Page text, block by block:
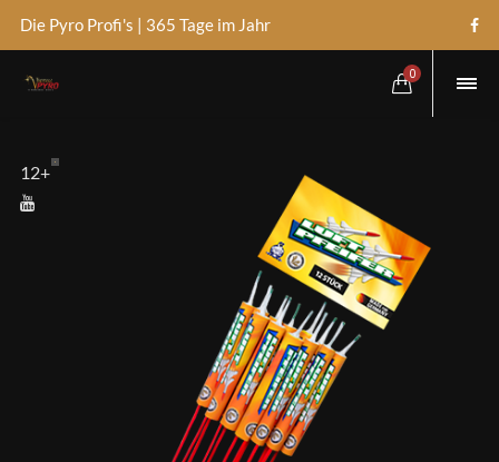
Die Pyro Profi's | 365 Tage im Jahr
0
12+